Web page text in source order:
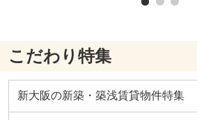
こだわり特集
新大阪の新築・築浅賃貸物件特集